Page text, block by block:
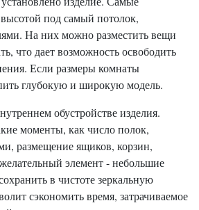
под самый потолок,
На них можно разместить вещи
что дает возможность освободить
Если размеры комнаты
глубокую и широкую модель.
обустройстве изделия.
моменты, как число полок,
размещение ящиков, корзин,
элемент - небольшие
в чистоте зеркальную
сэкономить время, затрачиваемое